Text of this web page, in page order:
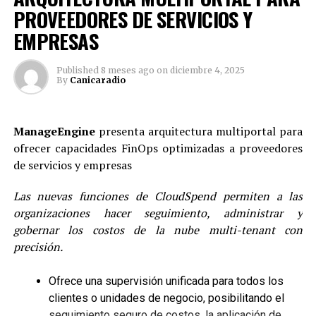
R&D de fabricantes mundiales +comoDahua
Technologyque nos permiten enviar alertamientos a
centros de control en ambientes amigables de
plataformas de administración y gestión como DSS pro
y al dispositivo móvil con app de DMSS.
Además de optimizar los gastos en seguridad física y
aumentar la vigilancia de bienes materiales, estos
sistemas también permiten monitorear qué sucede en el
PROVEEDORES DE SERVICIOS Y
EMPRESAS
Published 8 meses ago on diciembre 4, 2025
By Canicaradio
ManageEnginepresenta arquitectura multiportal para
ofrecer capacidades FinOps optimizadas a proveedores
de servicios y empresas
Las nuevas funciones de CloudSpend permiten a las
organizaciones hacer seguimiento, administrar y
gobernar los costos de la nube multi-tenant con
precisión.
Ofrece una supervisión unificada para todos los
clientes o unidades de negocio, posibilitando el